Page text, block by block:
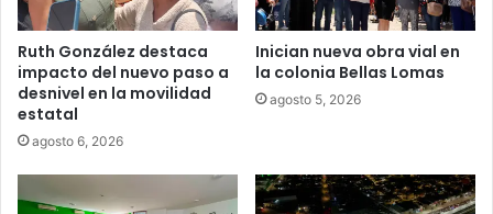
Ruth González destaca
impacto del nuevo paso a
desnivel en la movilidad
estatal
agosto 6, 2026
Inician nueva obra vial en
la colonia Bellas Lomas
agosto 5, 2026